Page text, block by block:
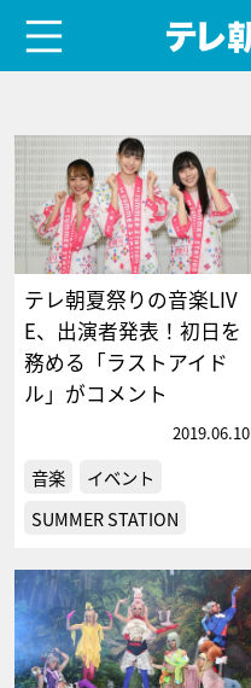
テレ朝夏祭りの音楽LIV
E、出演者発表！初日を
務める「ラストアイド
ル」がコメント
2019.06.10
音楽
イベント
SUMMER STATION